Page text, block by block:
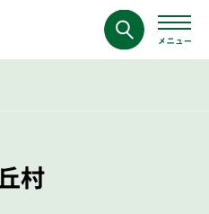
村